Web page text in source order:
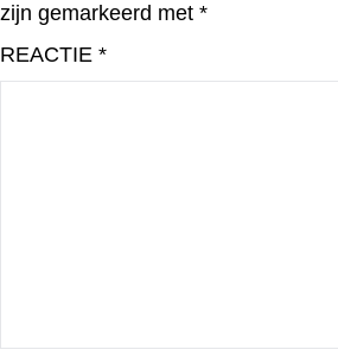
zijn gemarkeerd met *
REACTIE *